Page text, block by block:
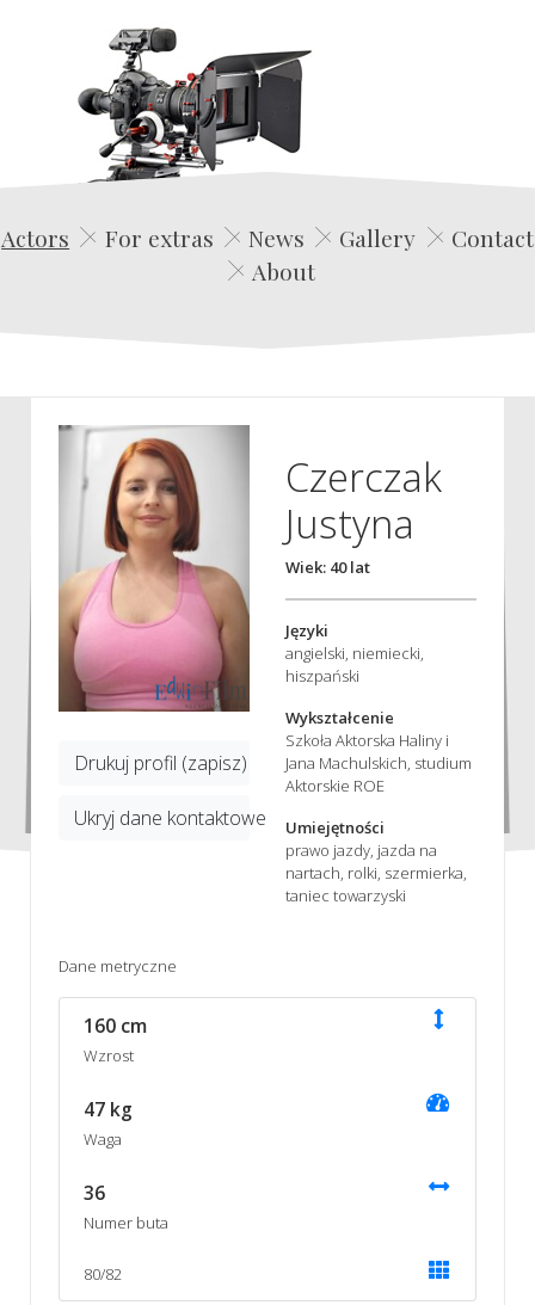
Edwin Film Agencja Aktorska
Actors For extras News Gallery
Contact
About
Drukuj profil (zapisz)
Ukryj dane kontaktowe
Czerczak
Justyna
Wiek: 40 lat
Języki
angielski, niemiecki,
hiszpański
Wykształcenie
Szkoła Aktorska Haliny i
Jana Machulskich, studium
Aktorskie ROE
Umiejętności
prawo jazdy, jazda na
nartach, rolki, szermierka,
taniec towarzyski
Dane metryczne
160 cm
Wzrost
47 kg
Waga
36
Numer buta
80/82